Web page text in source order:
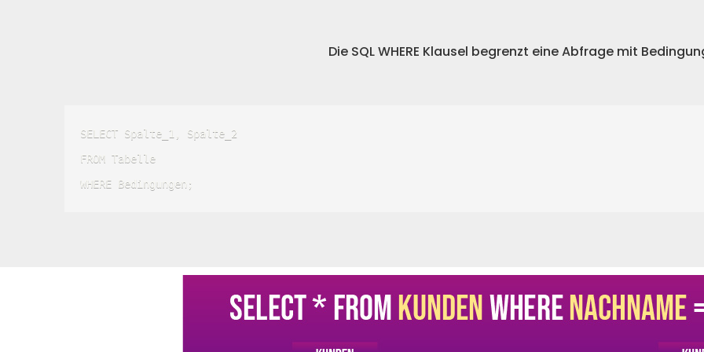
Die SQL WHERE Klausel begrenzt eine Abfrage mit
SELECT Spalte_1, Spalte_2
FROM Tabelle
WHERE Bedingungen;